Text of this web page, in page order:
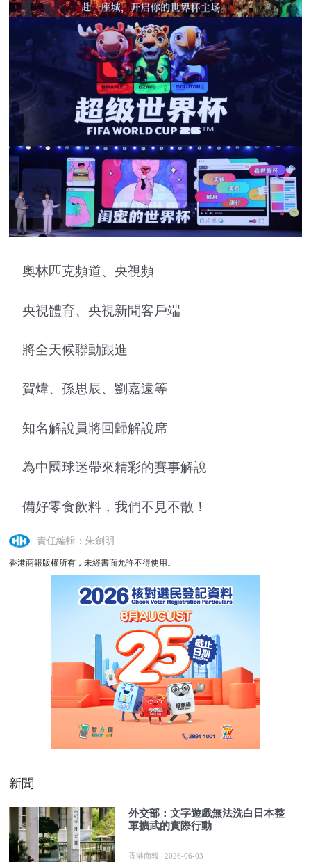
奧林匹克頻道、央視頻
央視體育、央視新聞客戶端
將全天候聯動跟進
賀煒、孫思辰、劉嘉遠等
知名解說員將回歸解說席
為中國球迷帶來精彩的賽事解說
備好零食飲料，我們不見不散！
責任編輯：朱劍明
香港商報版權所有，未經書面允許不得使用。
新聞
外交部：文字遊戲無法洗白日本整
軍擴武的實際行動
香港商報 2026-06-03